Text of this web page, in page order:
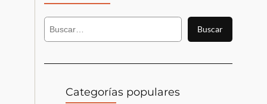
B
c
Buscar
Categorías populares